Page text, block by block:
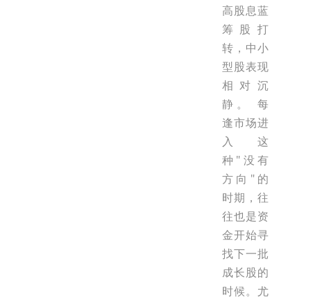
高股息蓝
筹股打
转，中小
型股表现
相对沉
静。 每
逢市场进
入这
种"没有
方向"的
时期，往
往也是资
金开始寻
找下一批
成长股的
时候。尤